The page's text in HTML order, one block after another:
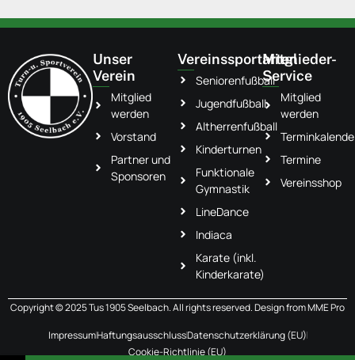
Unser
Verein
Mitglied
werden
Vorstand
Partner und
Sponsoren
Vereinssportarten
Seniorenfußball
Jugendfußball
Altherrenfußball
Kinderturnen
Funktionale
Gymnastik
LineDance
Indiaca
Karate (inkl.
Kinderkarate)
Mitglieder-
Service
Mitglied
werden
Termine
Vereinsshop
Copyright © 2025 Tus 1905 Seelbach. All rights reserved. Design fromMME Pro
ImpressumHaftungsausschlussDatenschutzerklärung (EU)
Cookie-Richtlinie (EU)